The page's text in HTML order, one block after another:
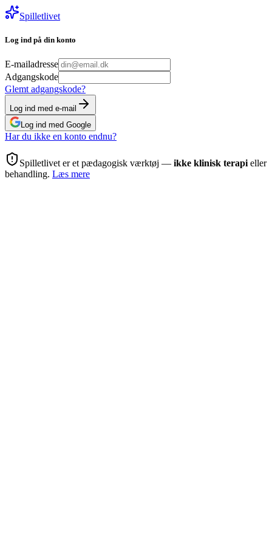
Spilletlivet
Log ind på din konto
E-mailadresse
Adgangskode
Glemt adgangskode?
Log ind med e-mail
Log ind med Google
Har du ikke en konto endnu?
Spilletlivet er et pædagogisk værktøj — ikke klinisk terapi eller
behandling. Læs mere